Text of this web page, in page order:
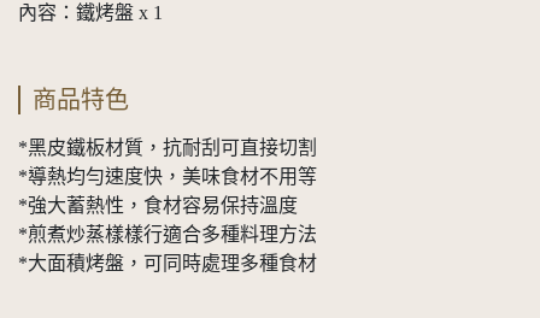
內容：鐵烤盤 x 1
商品特色
*黑皮鐵板材質，抗耐刮可直接切割
*導熱均勻速度快，美味食材不用等
*強大蓄熱性，食材容易保持溫度
*煎煮炒蒸樣樣行適合多種料理方法
*大面積烤盤，可同時處理多種食材